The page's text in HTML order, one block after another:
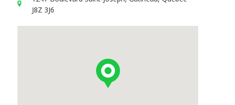
J8Z 3J6